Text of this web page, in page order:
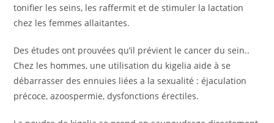
tonifier les seins, les raffermit et de stimuler la lactation
chez les femmes allaitantes.
Des études ont prouvées qu’il prévient le cancer du sein..
Chez les hommes, une utilisation du kigelia aide à se
débarrasser des ennuies liées a la sexualité : éjaculation
précoce, azoospermie, dysfonctions érectiles.